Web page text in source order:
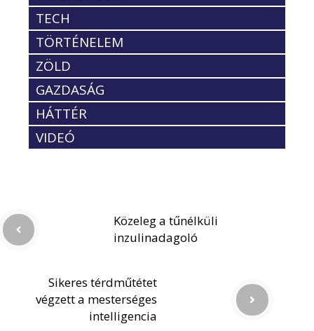
TECH
TÖRTÉNELEM
ZÖLD
GAZDASÁG
HÁTTÉR
VIDEÓ
Közeleg a tűnélküli
inzulinadagoló
Sikeres térdműtétet
végzett a mesterséges
intelligencia